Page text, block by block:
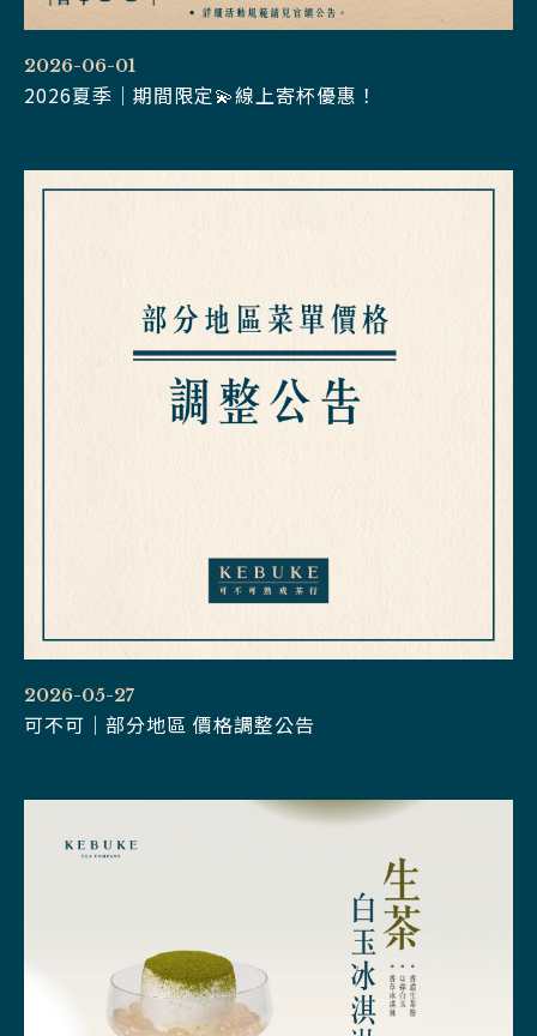
2026-06-01
2026夏季｜期間限定💫線上寄杯優惠！
2026-05-27
可不可｜部分地區 價格調整公告